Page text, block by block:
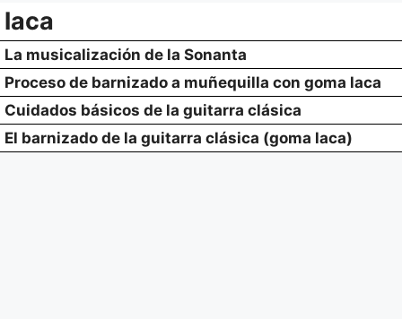
laca
La musicalización de la Sonanta
Proceso de barnizado a muñequilla con goma laca
Cuidados básicos de la guitarra clásica
El barnizado de la guitarra clásica (goma laca)